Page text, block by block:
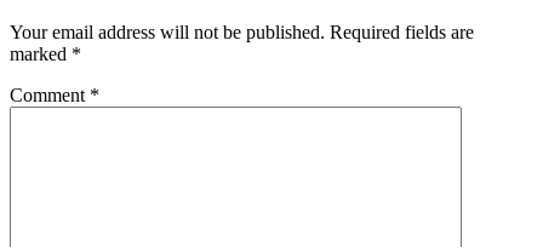
Your email address will not be published. Required fields are
marked *
Comment *